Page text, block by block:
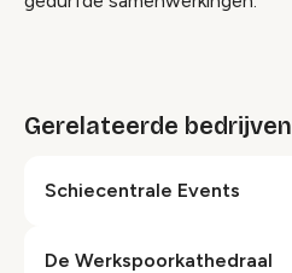
Gerelateerde bedrijven
Schiecentrale Events
De Werkspoorkathedraal